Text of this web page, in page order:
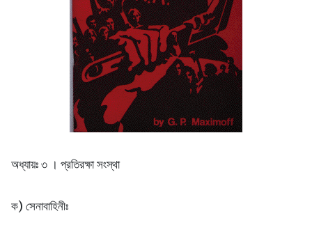
অধ্যায়ঃ ৩ । প্রতিরক্ষা সংস্থা
ক) সেনাবাহিনীঃ